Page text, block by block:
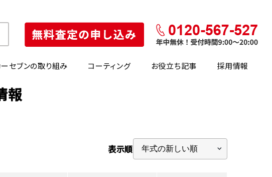
セブンの取り組み コーティング お役立ち記事 採用情報
報
表示順